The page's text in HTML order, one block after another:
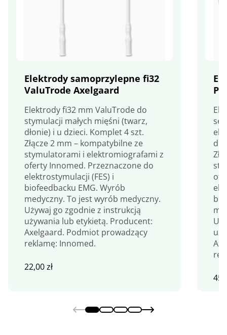
Elektrody samoprzylepne fi32
ValuTrode Axelgaard
Elektrody fi32 mm ValuTrode do
stymulacji małych mięśni (twarz,
dłonie) i u dzieci. Komplet 4 szt.
Złącze 2 mm – kompatybilne ze
stymulatorami i elektromiografami z
oferty Innomed. Przeznaczone do
elektrostymulacji (FES) i
biofeedbacku EMG. Wyrób
medyczny. To jest wyrób medyczny.
Używaj go zgodnie z instrukcją
używania lub etykietą. Producent:
Axelgaard. Podmiot prowadzący
reklamę: Innomed.
22,00zł